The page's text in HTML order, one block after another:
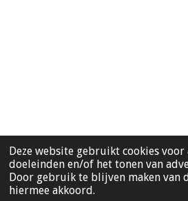
Deze website gebruikt cookies voor
doeleinden en/of het tonen van
Door gebruik te blijven maken van
hiermee akkoord.